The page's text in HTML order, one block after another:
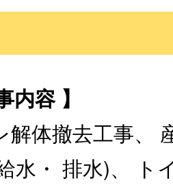
内容 】
解体撤去工事、
水・ 排水)、 ト